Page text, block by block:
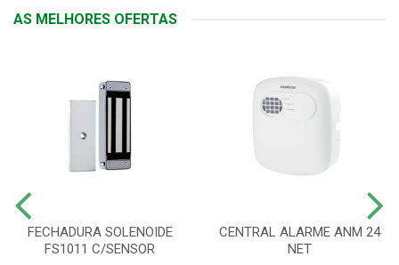
AS MELHORES OFERTAS
FECHADURA SOLENOIDE
FS1011 C/SENSOR
CENTRAL ALARME ANM 24
NET